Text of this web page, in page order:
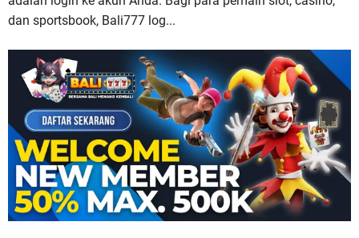
Buana88 Situs Slot Online Gacor dengan Bonus
Terbesar dan Paling Menguntungkan
dan sportsbook, Bali777 log...